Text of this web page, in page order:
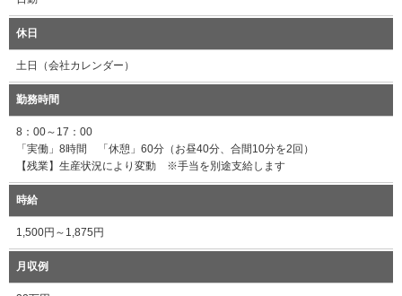
休日
土日（会社カレンダー）
勤務時間
8：00～17：00
「実働」8時間 「休憩」60分（お昼40分、合間10分を2回）
【残業】生産状況により変動 ※手当を別途支給します
時給
1,500円～1,875円
月収例